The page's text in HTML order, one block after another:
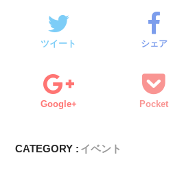
ツイート シェア
Google+ Pocket
CATEGORY : イベント